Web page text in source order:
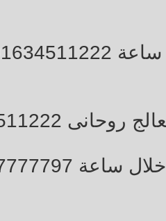
روحانى 00491634511222
و خلال ساعة